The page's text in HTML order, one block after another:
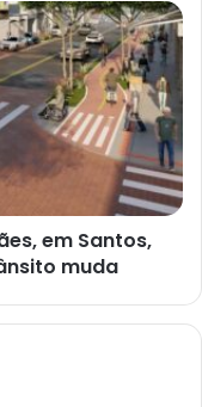
em Santos,
muda